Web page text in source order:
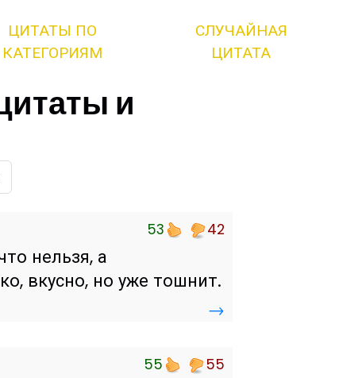
ЦИТАТЫ ПО
КАТЕГОРИЯМ
СЛУЧАЙНАЯ
ЦИТАТА
и
53 42
нельзя, а
вкусно, но уже тошнит.
→
55 55